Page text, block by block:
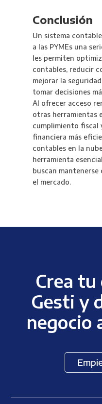
Conclusión
Un sistema
a las PYMEs una
les permiten
contables, reducir
mejorar la
tomar decisiones
Al ofrecer acceso
otras herramientas
cumplimiento fiscal
financiera más
contables en la
herramienta
buscan
el mercado.
Crea tu
Gesti y
negocio